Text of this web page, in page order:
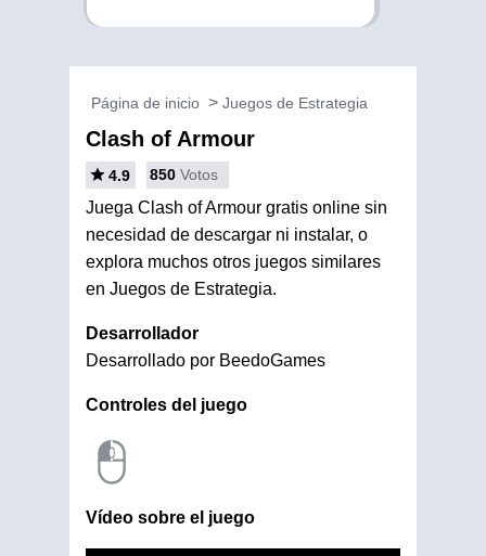
Página de inicio Juegos de Estrategia
Clash of Armour
4.9 850 Votos
Juega Clash of Armour gratis online sin
necesidad de descargar ni instalar, o
explora muchos otros juegos similares
en Juegos de Estrategia.
Desarrollador
Desarrollado por BeedoGames
Controles del juego
Vídeo sobre el juego